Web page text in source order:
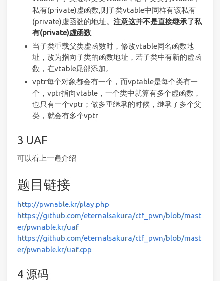
私有(private)虚函数,则子类vtable中同样有该私有
(private)虚函数的地址。 注意这并不是直接继承了私
有(private)虚函数
当子类重载父类虚函数时，修改vtable同名函数地
址，改为指向子类的函数地址，若子类中有新的虚函
数，在vtable尾部添加。
vptr每个对象都会有一个，而vptable是每个类有一
个，vptr指向vtable，一个类中就算有多个虚函数，
也只有一个vptr；做多重继承的时候，继承了多个父
类，就会有多个vptr
UAF
可以看上一遍介绍
题目链接
http://pwnable.kr/play.php
https://github.com/eternalsakura/ctf_pwn/blob/mast
er/pwnable.kr/uaf
https://github.com/eternalsakura/ctf_pwn/blob/mast
er/pwnable.kr/uaf.cpp
源码